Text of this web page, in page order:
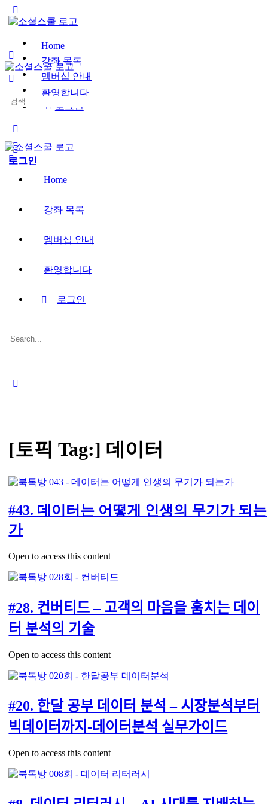
Side
Home
강좌 목록
멤버십 안내
환영합니다
로그인
로그인
Search
Home
강좌 목록
멤버십 안내
환영합니다
로그인
Search
[토픽 Tag:] 데이터
#43. 데이터는 어떻게 인생의 무기가 되는
가
Open to access this content
#28. 컨버티드 – 고객의 마음을 훔치는 데이
터 분석의 기술
Open to access this content
#20. 한달 공부 데이터 분석 – 시장분석부터
빅데이터까지-데이터분석 실무가이드
Open to access this content